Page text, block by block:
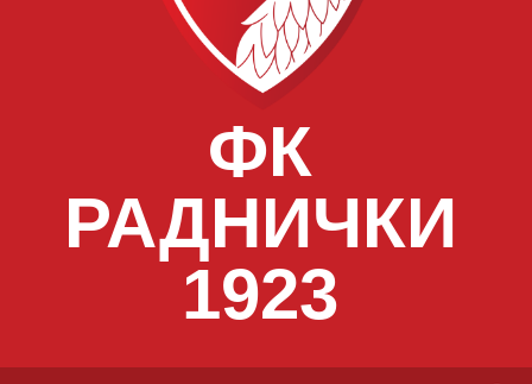
ФК
РАДНИЧКИ
1923